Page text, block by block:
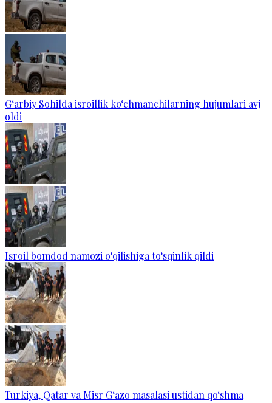
G‘arbiy Sohilda isroillik ko‘chmanchilarning hujumlari avj
oldi
Isroil bomdod namozi o‘qilishiga to‘sqinlik qildi
Turkiya, Qatar va Misr G‘azo masalasi ustidan qo‘shma